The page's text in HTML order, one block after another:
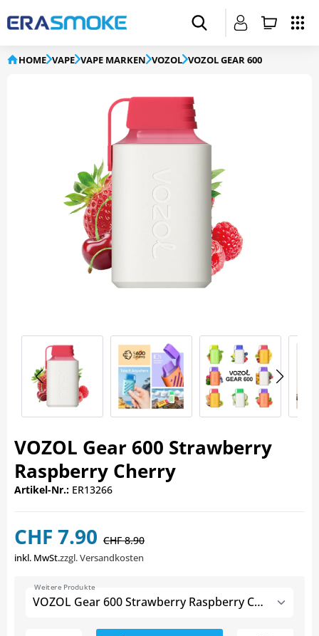
HOME VAPE VAPE MARKEN VOZOL VOZOL GEAR 600
VOZOL Gear 600 Strawberry
Raspberry Cherry
Artikel-Nr.: ER13266
CHF 7.90 CHF 8.90
inkl. MwSt.zzgl. Versandkosten
VOZOL Gear 600 Strawberry Raspberry Cherry
Weitere Produkte